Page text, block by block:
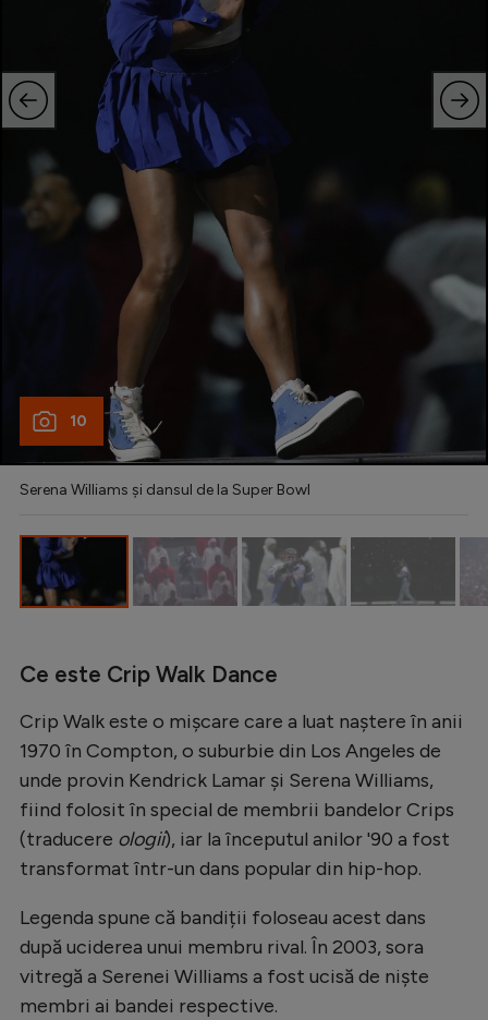
JO 2026
Intră în cont
10
Serena Williams și dansul de la Super Bowl
Ce este Crip Walk Dance
Crip Walk este o mișcare care a luat naștere în anii
1970 în Compton, o suburbie din Los Angeles de
unde provin Kendrick Lamar și Serena Williams,
fiind folosit în special de membrii bandelor Crips
(traducere ologii), iar la începutul anilor '90 a fost
transformat într-un dans popular din hip-hop.
Legenda spune că bandiții foloseau acest dans
după uciderea unui membru rival. În 2003, sora
vitregă a Serenei Williams a fost ucisă de niște
membri ai bandei respective.